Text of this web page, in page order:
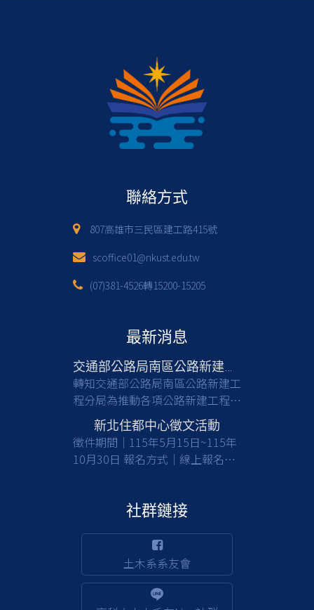
聯絡方式
807高雄市三民區建工路415號
scoffice01@nkust.edu.tw
(07)381-4526轉15200-15205
最新消息
轉知交通部公路局南區公路新建工
程分局為推動各項公路新建工程，
亟需具備土木工程等相關專業背景
之人才加入，共同提升公共工程品
質與建設效能，請有意從事公部門
工程建設工作之應屆畢業生及校友
(含相關職缺資訊)1份，請於截止
日前(115/8/17)，至行政院人事行
政總處事求人機關徵才系統
(https://web3.dgpa.gov.tw/want03front/AP/
)，在機關名稱輸入「交通部公路
局南區公路新建工程分局」，可查
詢職缺相關資訊並完成報名；該分
新北住都中心徵文活動
徵件期間｜115年5月15日~115年
10月30日 報名方式｜線上報名及
社群鏈接
土木系系友會